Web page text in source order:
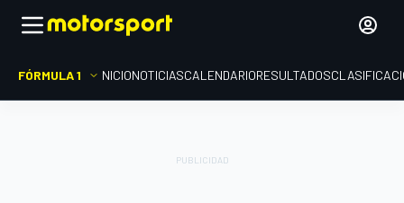
FÓRMULA 1 INICIONOTICIASCALENDARIORESULTADOS